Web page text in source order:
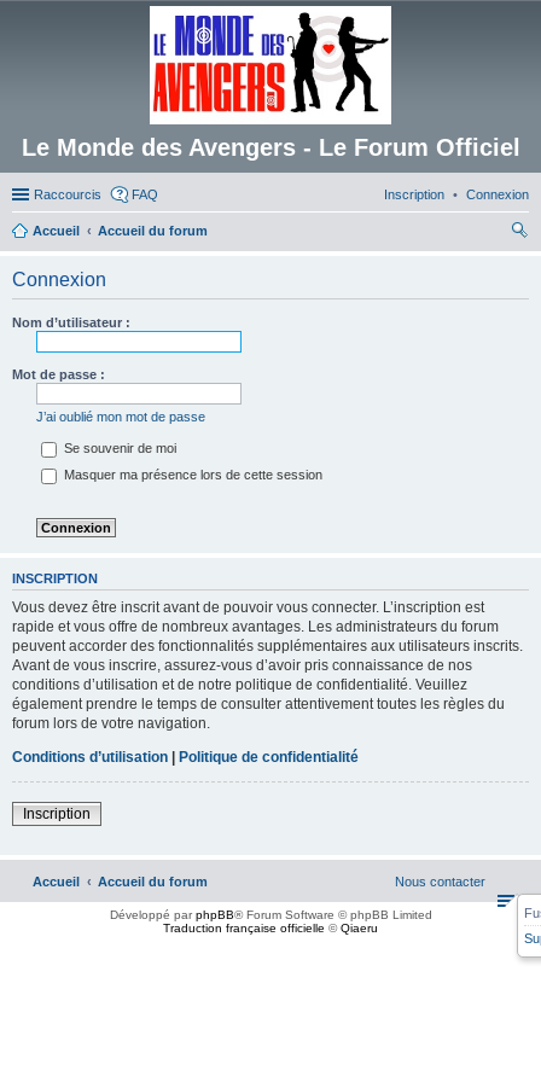
Le Monde des Avengers - Le Forum Officiel
Raccourcis FAQ Connexion
Inscription
Accueil
Accueil du forum
Connexion
Nom d’utilisateur :
Mot de passe :
J’ai oublié mon mot de passe
Se souvenir de moi
Masquer ma présence lors de cette session
INSCRIPTION
Vous devez être inscrit avant de pouvoir vous connecter. L’inscription est
rapide et vous offre de nombreux avantages. Les administrateurs du forum
peuvent accorder des fonctionnalités supplémentaires aux utilisateurs inscrits.
Avant de vous inscrire, assurez-vous d’avoir pris connaissance de nos
conditions d’utilisation et de notre politique de confidentialité. Veuillez
également prendre le temps de consulter attentivement toutes les règles du
forum lors de votre navigation.
Conditions d’utilisation | Politique de confidentialité
Inscription
Accueil Accueil du forum Nous contacter
Développé parphpBB® Forum Software © phpBB Limited
Traduction française officielle ©Qiaeru